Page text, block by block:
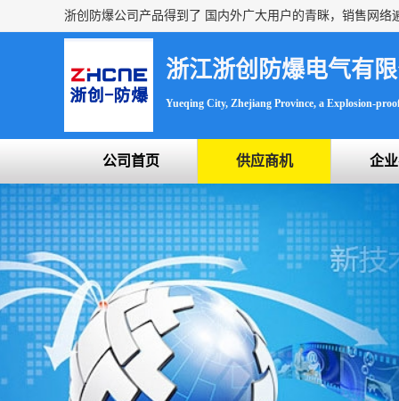
浙江浙创防爆电气有
Yueqing City, Zhejiang Province, a Explosion-
公司首页 供应商机 企